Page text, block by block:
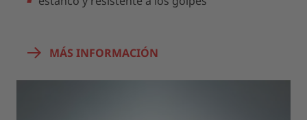
MÁS INFORMACIÓN